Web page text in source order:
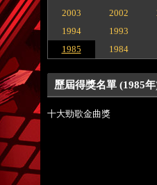
2003
2002
1994
1993
1985
1984
歷屆得獎名單 (1985年
十大勁歌金曲獎